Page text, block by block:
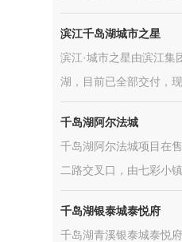
滨江千岛湖城市之星
滨江·城市之星由滨江
湖，目前已全部交付，现
千岛湖阿尔法城
千岛湖阿尔法城项目在
二路交叉口，由七彩小
千岛湖银泰城泰悦府
千岛湖青溪银泰城泰悦